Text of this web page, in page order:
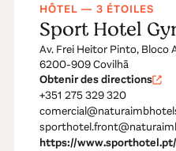
HÔTEL — 3 ÉTOILES
Sport Hotel
Av. Frei Heitor Pinto, Bloco
6200-909 Covilhã
Obtenir des directions
+351 275 329 320
https://